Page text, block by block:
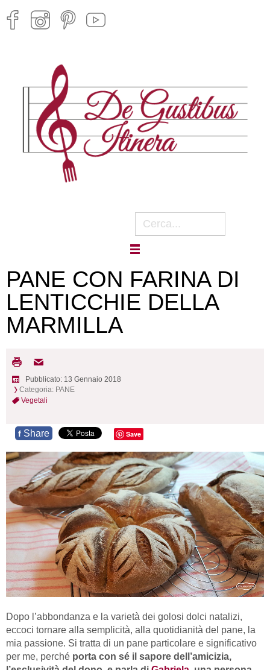
PANE CON FARINA DI
LENTICCHIE DELLA
MARMILLA
Pubblicato: 13 Gennaio 2018
Categoria: PANE
Vegetali
f Share Save
Dopo l’abbondanza e la varietà dei golosi dolci natalizi,
eccoci tornare alla semplicità, alla quotidianità del pane, la
mia passione. Si tratta di un pane particolare e significativo
per me, perché porta con sé il sapore dell’amicizia,